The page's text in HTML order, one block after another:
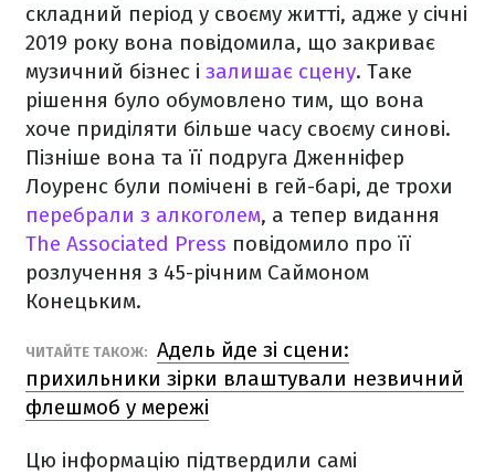
складний період у своєму житті, адже у січні
2019 року вона повідомила, що закриває
музичний бізнес і залишає сцену. Таке
рішення було обумовлено тим, що вона
хоче приділяти більше часу своєму синові.
Пізніше вона та її подруга Дженніфер
Лоуренс були помічені в гей-барі, де трохи
перебрали з алкоголем, а тепер видання
The Associated Press повідомило про її
розлучення з 45-річним Саймоном
Конецьким.
ЧИТАЙТЕ ТАКОЖ: Адель йде зі сцени:
прихильники зірки влаштували незвичний
флешмоб у мережі
Цю інформацію підтвердили самі